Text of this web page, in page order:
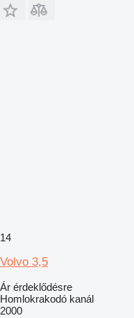
14
Volvo 3,5
Ár érdeklődésre
Homlokrakodó kanál
2000